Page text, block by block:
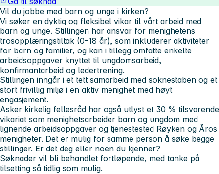
Vil du jobbe med barn og unge i kirken?
Vi søker en dyktig og fleksibel vikar til vårt arbeid med
barn og unge. Stillingen har ansvar for menighetens
trosopplæringstiltak (0–18 år), som inkluderer aktiviteter
for barn og familier, og kan i tillegg omfatte enkelte
arbeidsoppgaver knyttet til ungdomsarbeid,
konfirmantarbeid og ledertrening.
Stillingen inngår i et tett samarbeid med soknestaben og et
stort frivillig miljø i en aktiv menighet med høyt
engasjement.
Asker kirkelig fellesråd har også utlyst et 30 % tilsvarende
vikariat som menighetsarbeider barn og ungdom med
lignende arbeidsoppgaver og tjenestested Røyken og Åros
menigheter. Det er mulig for samme person å søke begge
stillinger. Er det deg eller noen du kjenner?
Søknader vil bli behandlet fortløpende, med tanke på
tilsetting så tidlig som mulig.